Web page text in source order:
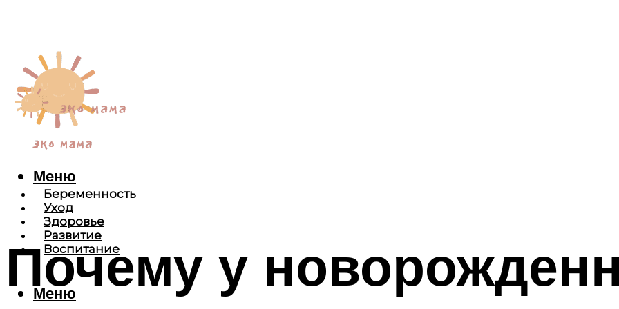
Беременность
Уход
Здоровье
Развитие
Воспитание
Меню
Меню
Почему у